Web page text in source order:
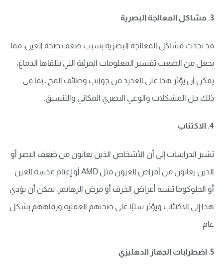
3. مشاكل المعالجة البصرية
قد تحدث مشاكل المعالجة البصرية بسبب ضعف صحة العين، مما
يجعل من الصعب تفسير المعلومات المرئية التي يتلقاها الدماغ،
يمكن أن يؤثر هذا على العديد من جوانب وظائف المخ ، بما في
ذلك حل المشكلات والوعي البصري المكاني والتنسيق.
4. الاكتئاب
تشير الدراسات إلى أن الأشخاص الذين يعانون من ضعف البصر أو
الذين يعانون من أمراض العيون مثل AMD أو إعتام عدسة العين
أو الجلوكوما تشبه أعراض الخرف أو مرض الزهايمر، يمكن أن يؤدي
هذا إلى الاكتئاب ويؤثر سلبًا على صحتهم العقلية ورفاههم بشكل
عام.
5. اضطرابات الجهاز الدهليزي